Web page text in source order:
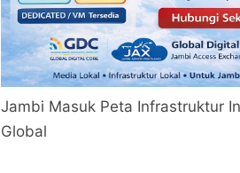
Jambi Masuk Peta Infrastruktur
Global